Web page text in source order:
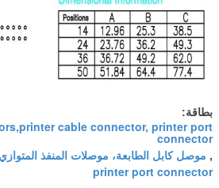
بطاقة:
cable connector, printer port
connector
, موصل كابل الطابعة، موصلات المنفذ المتوازي
printer port connector